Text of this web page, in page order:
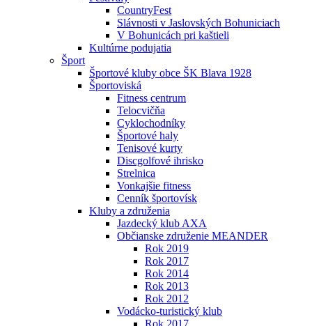
CountryFest
Slávnosti v Jaslovských Bohuniciach
V Bohunicách pri kaštieli
Kultúrne podujatia
Šport
Športové kluby obce ŠK Blava 1928
Športoviská
Fitness centrum
Telocvičňa
Cyklochodníky
Športové haly
Tenisové kurty
Discgolfové ihrisko
Strelnica
Vonkajšie fitness
Cenník športovísk
Kluby a združenia
Jazdecký klub AXA
Občianske združenie MEANDER
Rok 2019
Rok 2017
Rok 2014
Rok 2013
Rok 2012
Vodácko-turistický klub
Rok 2017